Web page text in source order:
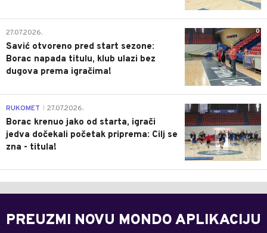
0
27.07.2026.
Savić otvoreno pred start sezone:
Borac napada titulu, klub ulazi bez
dugova prema igračima!
0
RUKOMET 27.07.2026.
Borac krenuo jako od starta, igrači
jedva dočekali početak priprema: Cilj se
zna - titula!
PREUZMI NOVU MONDO APLIKACIJU